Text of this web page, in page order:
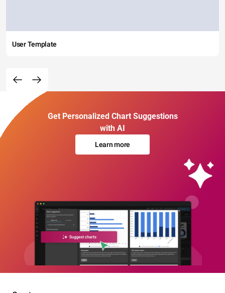
User Template
Get Personalized Chart Suggestions
with AI
Learn more